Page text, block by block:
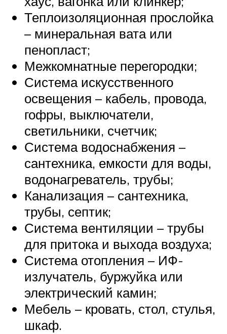
Теплоизоляционная прослойка
– минеральная вата или
пенопласт;
Межкомнатные перегородки;
Система искусственного
освещения – кабель, провода,
гофры, выключатели,
светильники, счетчик;
Система водоснабжения –
сантехника, емкости для воды,
водонагреватель, трубы;
Канализация – сантехника,
трубы, септик;
Система вентиляции – трубы
для притока и выхода воздуха;
Система отопления – ИФ-
излучатель, буржуйка или
электрический камин;
Мебель – кровать, стол, стулья,
шкаф.